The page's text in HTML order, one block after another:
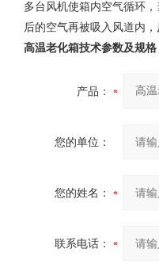
多台风机使箱内空气循环
后的空气再被吸入风道内
高温老化箱技术参数及规格
产品：
您的单位：
您的姓名：
联系电话：